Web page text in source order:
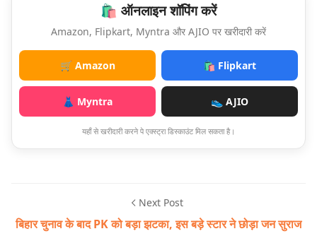
🛍️ ऑनलाइन शॉपिंग करें
Amazon, Flipkart, Myntra और AJIO पर खरीदारी करें
🛒 Amazon 🛍️ Flipkart
👗 Myntra 👟 AJIO
यहाँ से खरीदारी करने पे एक्स्ट्रा डिस्काउंट मिल सकता है।
Next Post
बिहार चुनाव के बाद PK को बड़ा झटका, इस बड़े स्टार ने छोड़ा जन सुराज